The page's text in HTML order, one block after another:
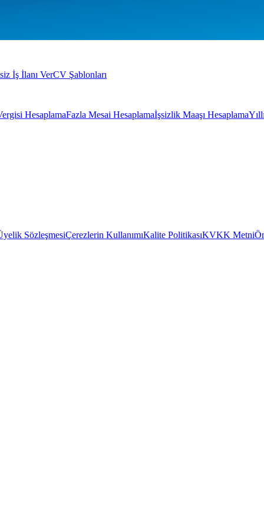
İş İlanı VerCV Şablonları
HesaplamaFazla Mesai Hesaplamaİşsizlik Maaşı Hesaplama
SözleşmesiÇerezlerin KullanımıKalite PolitikasıKVKK Metni